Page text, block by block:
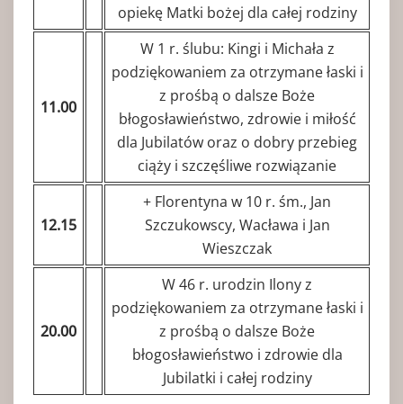
opiekę Matki bożej dla całej rodziny
11.00
W 1 r. ślubu: Kingi i Michała z
podziękowaniem za otrzymane łaski i
z prośbą o dalsze Boże
błogosławieństwo, zdrowie i miłość
dla Jubilatów oraz o dobry przebieg
ciąży i szczęśliwe rozwiązanie
12.15
+ Florentyna w 10 r. śm., Jan
Szczukowscy, Wacława i Jan
Wieszczak
20.00
W 46 r. urodzin Ilony z
podziękowaniem za otrzymane łaski i
z prośbą o dalsze Boże
błogosławieństwo i zdrowie dla
Jubilatki i całej rodziny